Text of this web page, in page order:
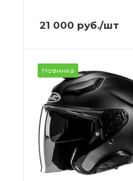
21 000 руб./шт
Новинка